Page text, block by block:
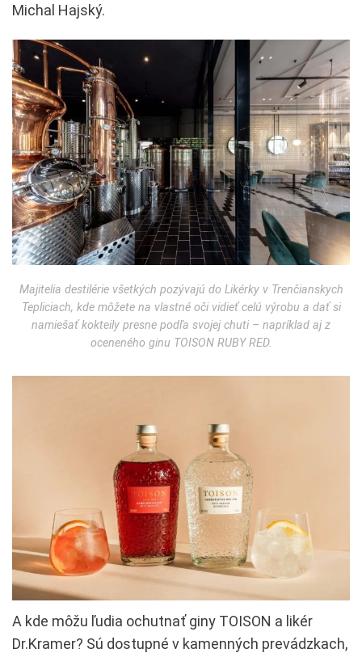
Michal Hajský.
Majitelia destilérie všetkých pozývajú do Likérky v Trenčianskych
Tepliciach, kde môžete na vlastné oči vidieť celú výrobu a dať si
namiešať kokteily presne podľa svojej chuti – napríklad aj z
oceneného ginu TOISON RUBY RED.
A kde môžu ľudia ochutnať giny TOISON a likér
Dr.Kramer? Sú dostupné v kamenných prevádzkach,